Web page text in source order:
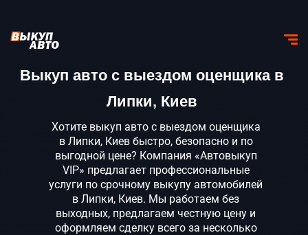
Выкуп авто с выездом оценщика в
Липки, Киев
Хотите выкуп авто с выездом оценщика
в Липки, Киев быстро, безопасно и по
выгодной цене? Компания «Автовыкуп
VIP» предлагает профессиональные
услуги по срочному выкупу автомобилей
в Липки, Киев. Мы работаем без
выходных, предлагаем честную цену и
оформляем сделку всего за несколько